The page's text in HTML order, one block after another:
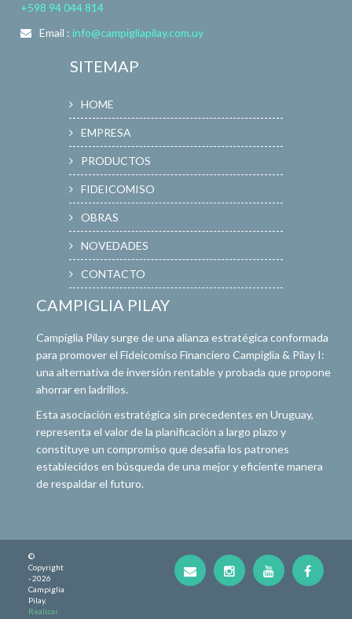
+598 94 044 814
Email :info@campigliapilay.com.uy
SITEMAP
HOME
EMPRESA
PRODUCTOS
FIDEICOMISO
OBRAS
NOVEDADES
CONTACTO
CAMPIGLIA PILAY
Campiglia Pilay surge de una alianza estratégica conformada
para promover el Fideicomiso Financiero Campiglia & Pilay I:
una alternativa de inversión rentable y probada que propone
ahorrar en ladrillos.
Esta asociación estratégica sin precedentes en Uruguay,
representa el valor de la planificación a largo plazo y
constituye un compromiso que desafía los patrones
establecidos en búsqueda de una mejor y eficiente manera
de respaldar el futuro.
©
Copyright
- 2026
Campiglia
Pilay.
Realizar